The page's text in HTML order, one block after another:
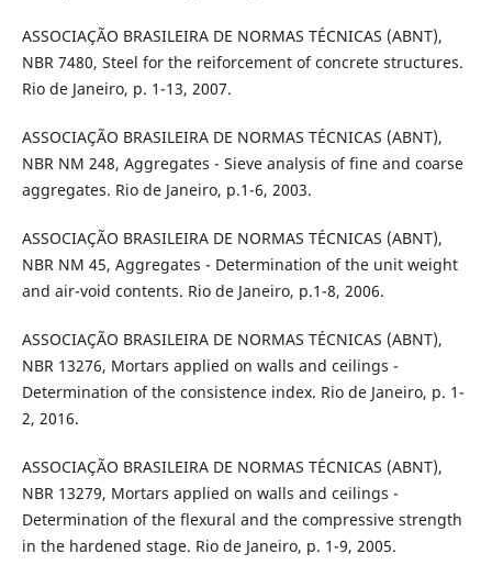
ASSOCIAÇÃO BRASILEIRA DE NORMAS TÉCNICAS (ABNT),
NBR 7480, Steel for the reiforcement of concrete structures.
Rio de Janeiro, p. 1-13, 2007.
ASSOCIAÇÃO BRASILEIRA DE NORMAS TÉCNICAS (ABNT),
NBR NM 248, Aggregates - Sieve analysis of fine and coarse
aggregates. Rio de Janeiro, p.1-6, 2003.
ASSOCIAÇÃO BRASILEIRA DE NORMAS TÉCNICAS (ABNT),
NBR NM 45, Aggregates - Determination of the unit weight
and air-void contents. Rio de Janeiro, p.1-8, 2006.
ASSOCIAÇÃO BRASILEIRA DE NORMAS TÉCNICAS (ABNT),
NBR 13276, Mortars applied on walls and ceilings -
Determination of the consistence index. Rio de Janeiro, p. 1-
2, 2016.
ASSOCIAÇÃO BRASILEIRA DE NORMAS TÉCNICAS (ABNT),
NBR 13279, Mortars applied on walls and ceilings -
Determination of the flexural and the compressive strength
in the hardened stage. Rio de Janeiro, p. 1-9, 2005.